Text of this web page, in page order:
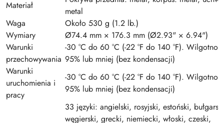
Materiał
metal
Waga
Około 530 g (1.2 lb.)
Wymiary
Ø74.4 mm × 176.3 mm (Ø2.93" × 6.94")
Warunki
przechowywania
-30 °C do 60 °C (-22 °F do 140 °F).
95% lub mniej (bez kondensacji)
Warunki
uruchomienia i
pracy
-30 °C do 60 °C (-22 °F do 140 °F).
95% lub mniej (bez kondensacji)
33 języki: angielski, rosyjski, estoński,
węgierski, grecki, niemiecki, włoski, czeski,